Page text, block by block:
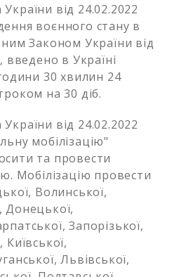
від 24.02.2022
воєнного стану в
Законом України від
в Україні
30 хвилин 24
на 30 діб.
від 24.02.2022
мобілізацію"
та провести
Мобілізацію провести
Волинської,
Донецької,
Запорізької,
Львівської,